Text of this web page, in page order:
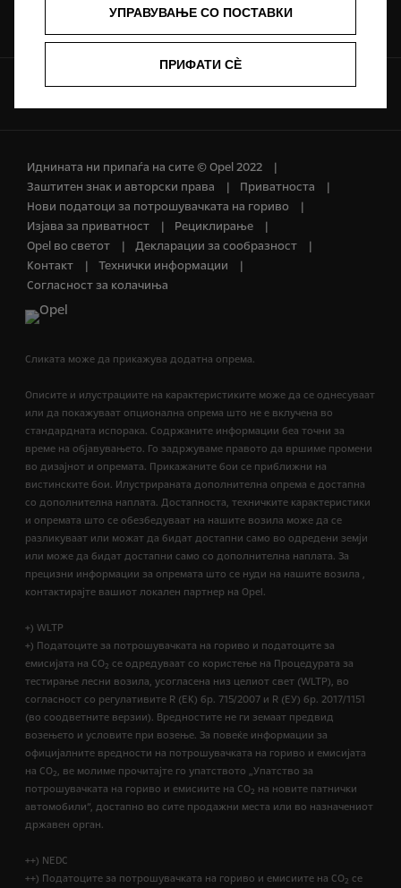
Побарајте сервис
Брошури и
ценовници
Комуницирајте со нас
Иднината ни припаѓа на сите © Opel 2022
Заштитен знак и авторски права
Приватноста
Нови податоци за потрошувачката на гориво
Изјава за приватност
Рециклирање
Opel во светот
Декларации за сообразност
Контакт
Технички информации
Согласност за колачиња
Сликата може да прикажува додатна опрема.
Описите и илустрациите на карактеристиките може да се однесуваат
или да покажуваат опционална опрема што не е вклучена во
стандардната испорака. Содржаните информации беа точни за
време на објавувањето. Го задржуваме правото да вршиме промени
во дизајнот и опремата. Прикажаните бои се приближни на
вистинските бои. Илустрираната дополнителна опрема е достапна
со дополнителна наплата. Достапноста, техничките карактеристики
и опремата што се обезбедуваат на нашите возила може да се
разликуваат или можат да бидат достапни само во одредени земји
или може да бидат достапни само со дополнителна наплата. За
прецизни информации за опремата што се нуди на нашите возила ,
контактирајте вашиот локален партнер на Opel.
+) WLTP
+) Податоците за потрошувачката на гориво и податоците за
емисијата на CO2 се одредуваат со користење на Процедурата за
тестирање лесни возила, усогласена низ целиот свет (WLTP), во
согласност со регулативите R (EК) бр. 715/2007 и R (ЕУ) бр. 2017/1151
(во соодветните верзии). Вредностите не ги земаат предвид
возењето и условите при возење. За повеќе информации за
официјалните вредности на потрошувачката на гориво и емисијата
на CO2, ве молиме прочитајте го упатството „Упатство за
потрошувачката на гориво и емисиите на CO2 на новите патнички
автомобили“, достапно во сите продажни места или во назначениот
државен орган.
++) NEDC
++) Податоците за потрошувачката на гориво и емисиите на CO2 се
УПРАВУВАЊЕ СО ПОСТАВКИ
ПРИФАТИ СÈ